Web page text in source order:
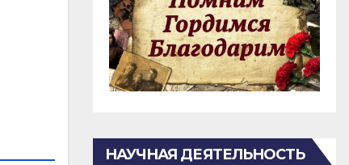
НАУЧНАЯ ДЕЯТЕЛЬНОСТЬ